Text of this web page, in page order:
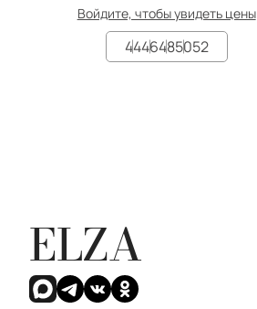
Войдите, чтобы увидеть цены
4446485052
ELZA